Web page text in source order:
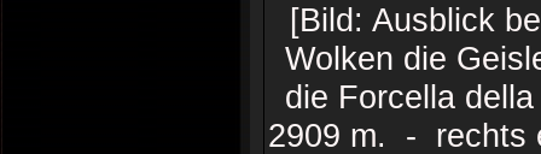
[Bild: Ausblick
Wolken die
die Forcella
2909 m. - rechts